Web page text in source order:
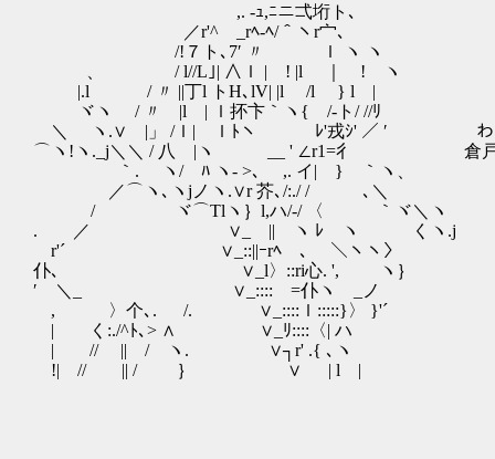
,. -ｭ,ﾆニ弌垳ト､
／r'^ _rﾍ-ﾍ/＾ヽr宀､
/!７ト､7′ 〃 ｌ ヽ ヽ
、 / l//L｣| ∧ｌ | ! |l ｜ ! ヽ
|.l / 〃 ||丁l トH､lV| |l /l } l |
ヾヽ / 〃 |l | ｌ抔卞｀ヽ{ /-ト/ //ﾘ
＼ ヽ.∨ |」 /ｌ| ｌﾄヽ￣ ﾚ'戎ｼ' ／ ′ わたしが
⌒ヽ!ヽ._j＼＼ / 八 |ヽ __ ' ∠r1=彳 倉戸さ
｀. ヽ/ ﾊ ヽ‐ >､ ,. イ| } ｀ヽ、
／⌒ヽ､ヽjノヽ.∨r 芥､/:./ / ､＼
/ ヾ⌒Tlヽ｝l,ハ/-/ 〈 ｀ヾ＼ヽ
. ／ ∨_ || ヽ ﾚ ヽ くヽ.j
r'´ ∨_::||ｰrﾍ ､ ＼ヽヽ〉
仆､ ∨_l〉::ri心. ', ヽ｝
′ ＼_ ∨_::::ゞ=仆ヽ _ノ
, 〉个､. /. ∨_::::ｌ:::::}〉 }'´
| く:./^ﾄ､> ∧ ∨_ﾘ::::〈| ハ
| // || / ヽ. ∨┐r' .{ ､ヽ
!| // || / ｝ ∨ | l |